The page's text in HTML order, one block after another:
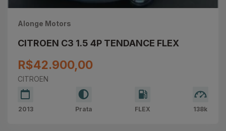
Alonge Motors
CITROEN C3 1.5 4P TENDANCE FLEX
R$42.900,00
CITROEN
2013 Prata FLEX 138k